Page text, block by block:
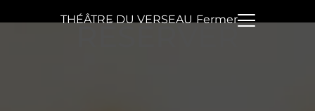
RÉSERVER
THÉÂTRE DU VERSEAU Fermer